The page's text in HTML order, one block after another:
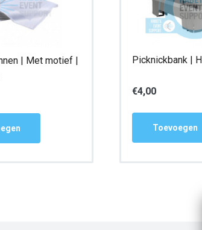
| Met motief |
Picknickbank |
€4,00
Toevoegen